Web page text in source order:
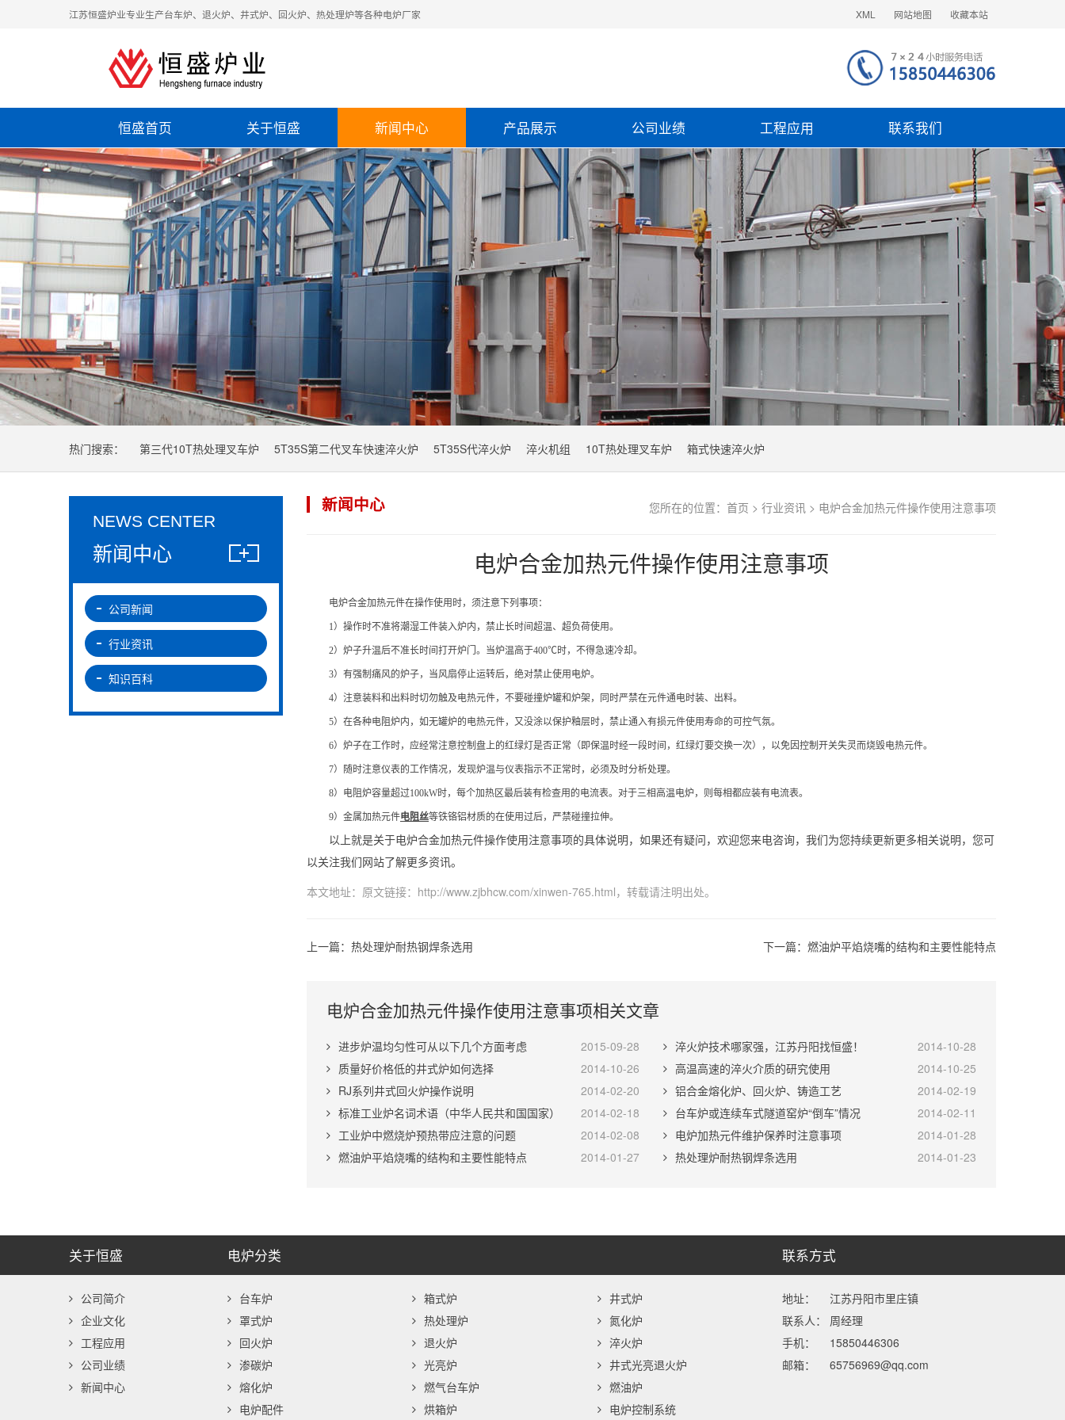
江苏恒盛炉业专业生产台车炉、退火炉、井式炉、回火炉、热处理炉等各种电炉厂家 XML 网站地图 收藏本站
恒盛首页 关于恒盛 新闻中心 产品展示 公司业绩 工程应用 联系我们
热门搜索： 第三代10T热处理叉车炉 5T35S第二代叉车快速淬火炉 5T35S代淬火炉 淬火机组 10T热处理叉车炉 箱式快速淬火炉
新闻中心 您所在的位置： 首页 > 行业资讯> 电炉合金加热元件操作使用注意事项
电炉合金加热元件操作使用注意事项
电炉合金加热元件在操作使用时，须注意下列事项：
1） 操作时不准将潮湿工件装入炉内，禁止长时间超温、超负荷使用。
2） 炉子升温后不准长时间打开炉门。当炉温高于400℃时，不得急速冷却。
3） 有强制痛风的炉子，当风扇停止运转后，绝对禁止使用电炉。
4） 注意装料和出料时切勿触及电热元件，不要碰撞炉罐和炉架，同时严禁在元件通电时装、出料。
5） 在各种电阻炉内，如无罐炉的电热元件，又没涂以保护釉层时，禁止通入有损元件使用寿命的可控气氛。
6） 炉子在工作时，应经常注意控制盘上的红绿灯是否正常（即保温时经一段时间，红绿灯要交换一次），以免因控制开关失灵而烧毁电热元件。
7） 随时注意仪表的工作情况，发现炉温与仪表指示不正常时，必须及时分析处理。
8） 电阻炉容量超过100kW时，每个加热区最后装有检查用的电流表。对于三相高温电炉，则每相都应装有电流表。
9）金属加热元件电阻丝等铁铬铝材质的在使用过后，严禁碰撞拉伸。
以上就是关于电炉合金加热元件操作使用注意事项的具体说明，如果还有疑问，欢迎您来电咨询，我们为您持续更新更多相关说明，您可
以关注我们网站了解更多资讯。
本文地址：原文链接： http://www.zjbhcw.com/xinwen-765.html，转载请注明出处。
上一篇： 热处理炉耐热钢焊条选用 下一篇： 燃油炉平焰烧嘴的结构和主要性能特点
电炉合金加热元件操作使用注意事项相关文章
2015-09-28
进步炉温均匀性可从以下几个方面考虑 2014-10-28
淬火炉技术哪家强，江苏丹阳找恒盛！
2014-10-26
质量好价格低的井式炉如何选择 2014-10-25
高温高速的淬火介质的研究使用
2014-02-20
RJ系列井式回火炉操作说明 2014-02-19
铝合金熔化炉、回火炉、铸造工艺
2014-02-18
标准工业炉名词术语（中华人民共和国国家） 2014-02-11
台车炉或连续车式隧道窑炉“倒车”情况
2014-02-08
工业炉中燃烧炉预热带应注意的问题 2014-01-28
电炉加热元件维护保养时注意事项
2014-01-27
燃油炉平焰烧嘴的结构和主要性能特点 2014-01-23
热处理炉耐热钢焊条选用
NEWS CENTER
新闻中心
公司新闻
行业资讯
知识百科
关于恒盛
公司简介
企业文化
工程应用
公司业绩
新闻中心
电炉分类
台车炉 箱式炉
井式炉
罩式炉
热处理炉
氮化炉
回火炉
退火炉
淬火炉
渗碳炉
光亮炉
井式光亮退火炉
熔化炉
燃气台车炉
燃油炉
电炉配件
烘箱炉 电炉控制系统
联系方式
地址：
江苏丹阳市里庄镇
联系人：
周经理
手机：
15850446306
邮箱：
65756969@qq.com